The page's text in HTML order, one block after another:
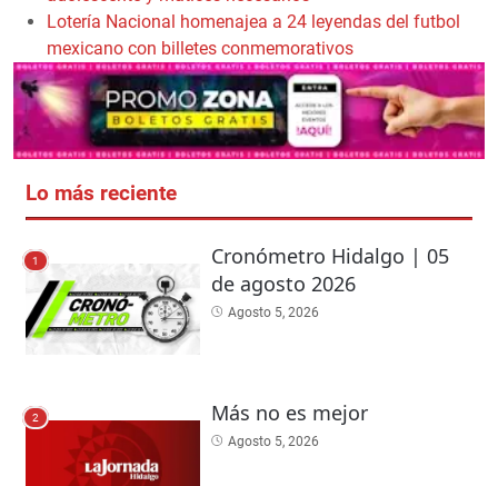
Lotería Nacional homenajea a 24 leyendas del futbol
mexicano con billetes conmemorativos
Lo más reciente
1
Cronómetro Hidalgo | 05
de agosto 2026
Agosto 5, 2026
2 Más no es mejor
Agosto 5, 2026